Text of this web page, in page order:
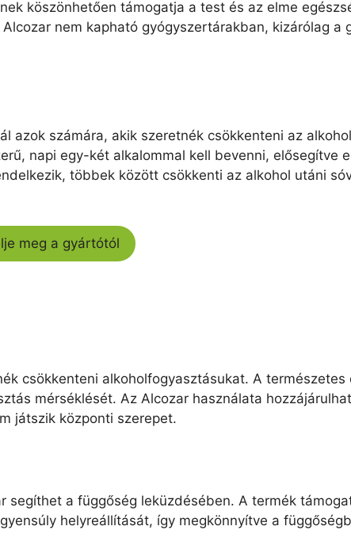
köszönhetően támogatja a test és az elme
nem kapható gyógyszertárakban, kizárólag a
azok számára, akik szeretnék csökkenteni az
napi egy-két alkalommal kell bevenni, elősegítve
többek között csökkenti az alkohol utáni
meg a gyártótól
csökkenteni alkoholfogyasztásukat. A természetes
mérséklését. Az Alcozar használata
játszik központi szerepet.
segíthet a függőség leküzdésében. A termék
helyreállítását, így megkönnyítve a